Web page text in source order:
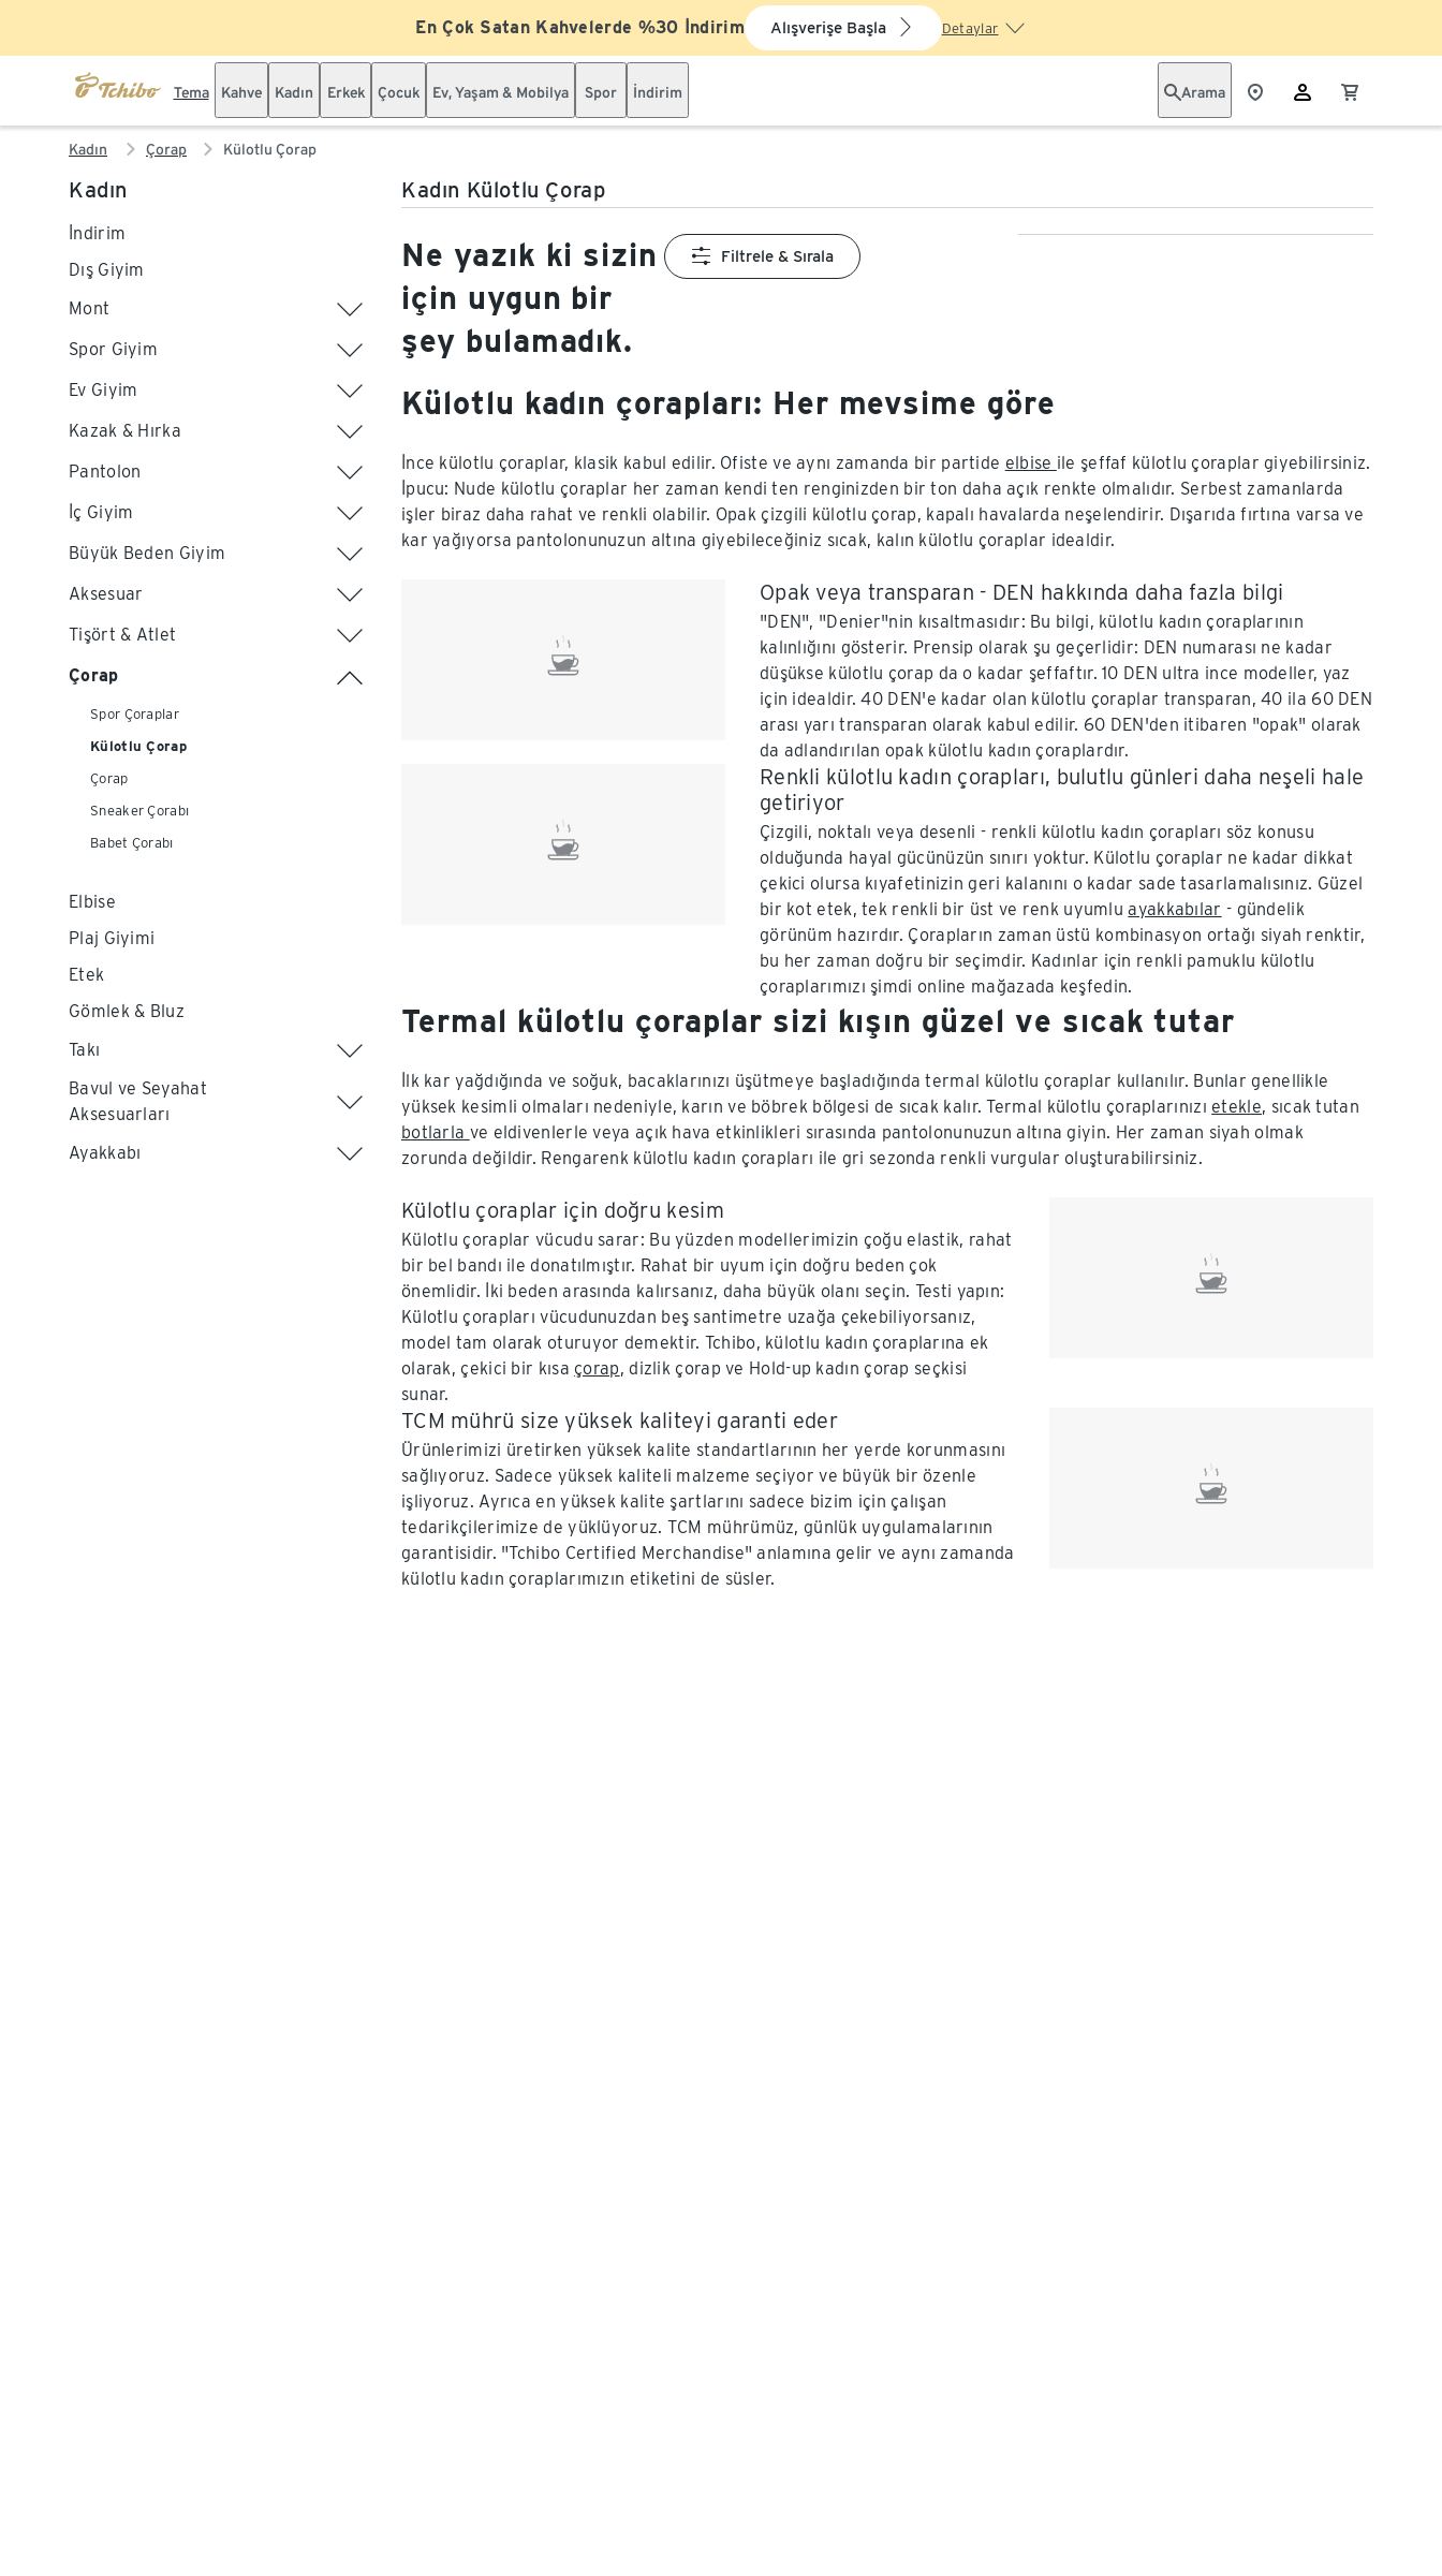
En Çok Satan Kahvelerde %30 İndirim Alışverişe Başla Detaylar
Tema Kahve Kadın Erkek Çocuk Ev, Yaşam & Mobilya Spor İndirim Arama
Kadın Çorap Külotlu Çorap
Kadın
İndirim
Dış Giyim
Mont
Spor Giyim
Ev Giyim
Kazak & Hırka
Pantolon
İç Giyim
Büyük Beden Giyim
Aksesuar
Tişört & Atlet
Çorap
Spor Çoraplar
Külotlu Çorap
Çorap
Sneaker Çorabı
Babet Çorabı
Elbise
Plaj Giyimi
Etek
Gömlek & Bluz
Takı
Bavul ve Seyahat
Aksesuarları
Ayakkabı
Kadın Külotlu Çorap
Ne yazık ki sizin
için uygun bir
şey bulamadık.
Filtrele & Sırala
Külotlu kadın çorapları: Her mevsime göre
İnce külotlu çoraplar, klasik kabul edilir. Ofiste ve aynı zamanda bir partide elbise ile şeffaf külotlu çoraplar giyebilirsiniz.
İpucu: Nude külotlu çoraplar her zaman kendi ten renginizden bir ton daha açık renkte olmalıdır. Serbest zamanlarda
işler biraz daha rahat ve renkli olabilir. Opak çizgili külotlu çorap, kapalı havalarda neşelendirir. Dışarıda fırtına varsa ve
kar yağıyorsa pantolonunuzun altına giyebileceğiniz sıcak, kalın külotlu çoraplar idealdir.
Opak veya transparan - DEN hakkında daha fazla bilgi
"DEN", "Denier"nin kısaltmasıdır: Bu bilgi, külotlu kadın çoraplarının
kalınlığını gösterir. Prensip olarak şu geçerlidir: DEN numarası ne kadar
düşükse külotlu çorap da o kadar şeffaftır. 10 DEN ultra ince modeller, yaz
için idealdir. 40 DEN'e kadar olan külotlu çoraplar transparan, 40 ila 60 DEN
arası yarı transparan olarak kabul edilir. 60 DEN'den itibaren "opak" olarak
da adlandırılan opak külotlu kadın çoraplardır.
Renkli külotlu kadın çorapları, bulutlu günleri daha neşeli hale
getiriyor
Çizgili, noktalı veya desenli - renkli külotlu kadın çorapları söz konusu
olduğunda hayal gücünüzün sınırı yoktur. Külotlu çoraplar ne kadar dikkat
çekici olursa kıyafetinizin geri kalanını o kadar sade tasarlamalısınız. Güzel
bir kot etek, tek renkli bir üst ve renk uyumluayakkabılar - gündelik
görünüm hazırdır. Çorapların zaman üstü kombinasyon ortağı siyah renktir,
bu her zaman doğru bir seçimdir. Kadınlar için renkli pamuklu külotlu
çoraplarımızı şimdi online mağazada keşfedin.
Termal külotlu çoraplar sizi kışın güzel ve sıcak tutar
İlk kar yağdığında ve soğuk, bacaklarınızı üşütmeye başladığında termal külotlu çoraplar kullanılır. Bunlar genellikle
yüksek kesimli olmaları nedeniyle, karın ve böbrek bölgesi de sıcak kalır. Termal külotlu çoraplarınızıetekle, sıcak tutan
botlarla ve eldivenlerle veya açık hava etkinlikleri sırasında pantolonunuzun altına giyin. Her zaman siyah olmak
zorunda değildir. Rengarenk külotlu kadın çorapları ile gri sezonda renkli vurgular oluşturabilirsiniz.
Külotlu çoraplar için doğru kesim
Külotlu çoraplar vücudu sarar: Bu yüzden modellerimizin çoğu elastik, rahat
bir bel bandı ile donatılmıştır. Rahat bir uyum için doğru beden çok
önemlidir. İki beden arasında kalırsanız, daha büyük olanı seçin. Testi yapın:
Külotlu çorapları vücudunuzdan beş santimetre uzağa çekebiliyorsanız,
model tam olarak oturuyor demektir. Tchibo, külotlu kadın çoraplarına ek
olarak, çekici bir kısaçorap, dizlik çorap ve Hold-up kadın çorap seçkisi
sunar.
TCM mührü size yüksek kaliteyi garanti eder
Ürünlerimizi üretirken yüksek kalite standartlarının her yerde korunmasını
sağlıyoruz. Sadece yüksek kaliteli malzeme seçiyor ve büyük bir özenle
işliyoruz. Ayrıca en yüksek kalite şartlarını sadece bizim için çalışan
tedarikçilerimize de yüklüyoruz. TCM mührümüz, günlük uygulamalarının
garantisidir. "Tchibo Certified Merchandise" anlamına gelir ve aynı zamanda
külotlu kadın çoraplarımızın etiketini de süsler.